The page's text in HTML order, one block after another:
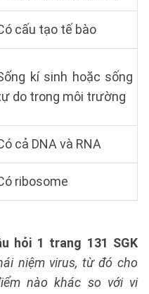
cấu tạo tế bào
kí sinh hoặc sống
do trong môi trường
cả DNA và RNA
ribosome
hỏi 1 trang 131 SGK
niệm virus, từ đó cho
nào khác so với vi